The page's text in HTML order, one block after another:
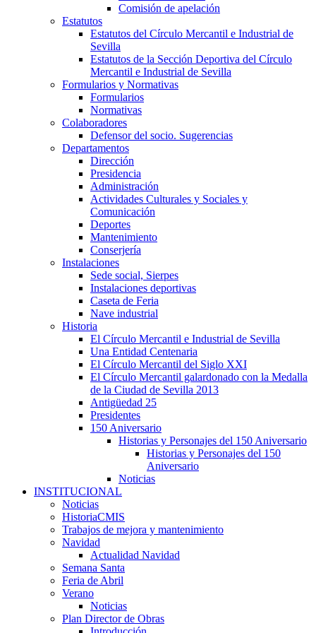
Comisión de apelación
Estatutos
Estatutos del Círculo Mercantil e Industrial de
Sevilla
Estatutos de la Sección Deportiva del Círculo
Mercantil e Industrial de Sevilla
Formularios y Normativas
Formularios
Normativas
Colaboradores
Defensor del socio. Sugerencias
Departamentos
Dirección
Presidencia
Administración
Actividades Culturales y Sociales y
Comunicación
Deportes
Mantenimiento
Conserjería
Instalaciones
Sede social, Sierpes
Instalaciones deportivas
Caseta de Feria
Nave industrial
Historia
El Círculo Mercantil e Industrial de Sevilla
Una Entidad Centenaria
El Círculo Mercantil del Siglo XXI
El Círculo Mercantil galardonado con la Medalla
de la Ciudad de Sevilla 2013
Antigüedad 25
Presidentes
150 Aniversario
Historias y Personajes del 150 Aniversario
Historias y Personajes del 150
Aniversario
Noticias
INSTITUCIONAL
Noticias
HistoriaCMIS
Trabajos de mejora y mantenimiento
Navidad
Actualidad Navidad
Semana Santa
Feria de Abril
Verano
Noticias
Plan Director de Obras